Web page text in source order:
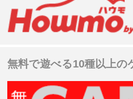
無料で遊べる10種以上の